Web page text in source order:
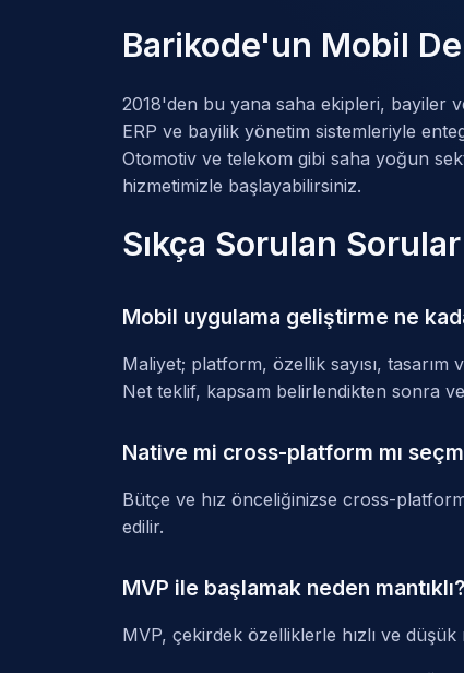
Barikode'un Mobil
2018'den bu yana saha ekipleri, bayiler
ERP ve bayilik yönetim sistemleriyle
Otomotiv ve telekom gibi saha yoğun
hizmetimizle başlayabilirsiniz.
Sıkça Sorulan Sorular
Mobil uygulama geliştirme ne
Maliyet; platform, özellik sayısı,
Net teklif, kapsam belirlendikten sonra
Native mi cross-platform mı
Bütçe ve hız önceliğinizse cross-
edilir.
MVP ile başlamak neden mantıklı?
MVP, çekirdek özelliklerle hızlı ve düşük